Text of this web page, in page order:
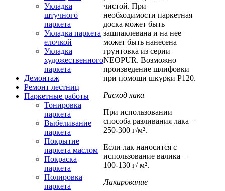
Укладка
штучного
паркета
Укладка паркета
елочкой
Укладка
художественного
паркета
Демонтаж
Ремонт лестниц
Паркетные работы
Тонировка
паркета
Выбеливание
паркета
Покрытие
паркета маслом
Покраска
паркета
Полировка
паркета
чистой. При
необходимости паркетная
доска может быть
зашпаклевана и на нее
может быть нанесена
грунтовка из серии
NEOPUR. Возможно
произведение шлифовки
при помощи шкурки Р120.
Расход лака
При использовании
способа разливания лака –
250-300 г/м².
Если лак наносится с
использование валика –
100-130 г/ м².
Лакирование